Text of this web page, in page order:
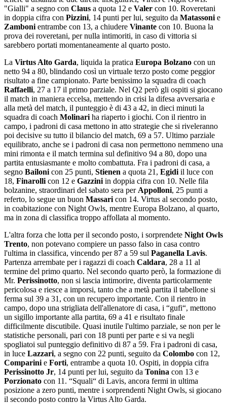
"Gialli" a segno con Claus a quota 12 e Valer con 10. Roveretani
in doppia cifra con Pizzini, 14 punti per lui, seguito da Matassoni e
Zamboni entrambe con 13, a chiudere Vinante con 10. Buona la
prova dei roveretani, per nulla intimoriti, in caso di vittoria si
sarebbero portati momentaneamente al quarto posto.
La Virtus Alto Garda, liquida la pratica Europa Bolzano con un
netto 94 a 80, blindando così un virtuale terzo posto come peggior
risultato a fine campionato. Parte benissimo la squadra di coach
Raffaelli, 27 a 17 il primo parziale. Nel Q2 però gli ospiti si giocano
il match in maniera eccelsa, mettendo in crisi la difesa avversaria e
alla metà del match, il punteggio è di 43 a 42, in dieci minuti la
squadra di coach Molinari ha riaperto i giochi. Con il rientro in
campo, i padroni di casa mettono in atto strategie che si riveleranno
poi decisive su tutto il bilancio del match, 69 a 57. Ultimo parziale
equilibrato, anche se i padroni di casa non permettono nemmeno una
mini rimonta e il match termina sul definitivo 94 a 80, dopo una
partita entusiasmante e molto combattuta. Fra i padroni di casa, a
segno Bailoni con 25 punti, Stienen a quota 21, Egidi il luce con
18, Finarolli con 12 e Gazzini in doppia cifra con 10. Nelle fila
bolzanine, straordinari del sabato sera per Appolloni, 25 punti a
referto, lo segue un buon Massari con 14. Virtus al secondo posto,
in coabitazione con Night Owls, mentre Europa Bolzano, al quarto,
ma in zona di classifica troppo affollata al momento.
L'altra forza che lotta per il secondo posto, i sorprendete Night Owls
Trento, non potevano compiere un passo falso in casa contro
l'ultima in classifica, vincendo per 87 a 59 sul Paganella Lavis.
Partenza arrembate per i ragazzi di coach Caldara, 28 a 11 al
termine del primo quarto. Nel secondo quarto però, la formazione di
Mr. Perissinotto, non si lascia intimorire, diventa particolarmente
pericolosa e riesce a imporsi, tanto che a metà partita il tabellone si
ferma sul 39 a 31, con un recupero importante. Con il rientro in
campo, dopo una strigliata dell'allenatore di casa, i “gufi“, mettono
un sigillo importante alla partita, 69 a 41 e risultato finale
difficilmente discutibile. Quasi inutile l'ultimo parziale, se non per le
statistiche personali, pari con 18 punti per parte e si va negli
spogliatoi sul punteggio definitivo di 87 a 59. Fra i padroni di casa,
in luce Lazzari, a segno con 22 punti, seguito da Colombo con 12,
Comparini e Forti, entrambe a quota 10. Ospiti, in doppia cifra
Perissinotto Jr, 14 punti per lui, seguito da Tonina con 13 e
Porzionato con 11. “Squali“ di Lavis, ancora fermi in ultima
posizione a zero punti, mentre i sorprendenti Night Owls, si giocano
il secondo posto contro la Virtus Alto Garda.